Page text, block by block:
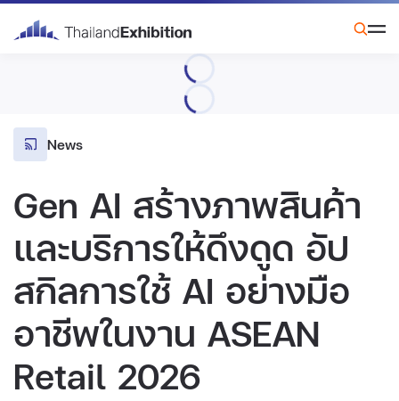
News
Gen AI สร้างภาพสินค้า
และบริการให้ดึงดูด อัป
สกิลการใช้ AI อย่างมือ
อาชีพในงาน ASEAN
Retail 2026